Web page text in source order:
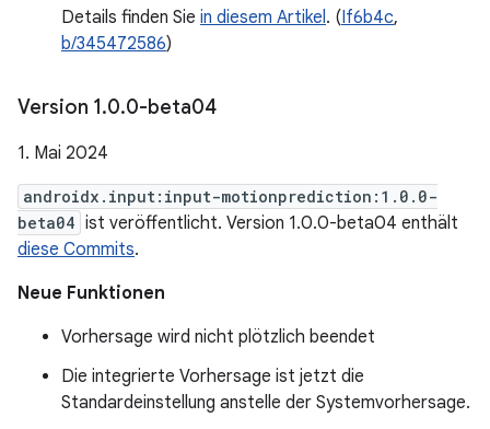
Details finden Sie in diesem Artikel. (If6b4c,
b/345472586)
Version 1.0.0-beta04
1. Mai 2024
androidx.input:input-motionprediction:1.0.0-
beta04 ist veröffentlicht. Version 1.0.0-beta04 enthält
diese Commits.
Neue Funktionen
Vorhersage wird nicht plötzlich beendet
Die integrierte Vorhersage ist jetzt die
Standardeinstellung anstelle der Systemvorhersage.